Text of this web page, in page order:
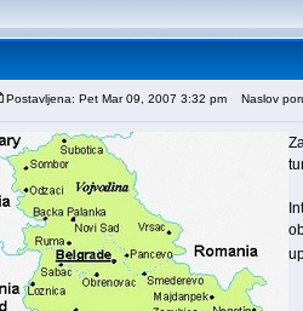
Postavljena: Pet Mar 09, 2007 3:32 pm Naslov